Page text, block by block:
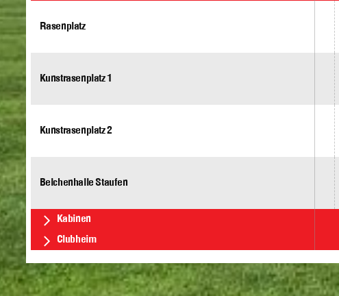
Rasenplatz
Kunstrasenplatz 1
Kunstrasenplatz 2
Belchenhalle Staufen
Kabinen
Clubheim